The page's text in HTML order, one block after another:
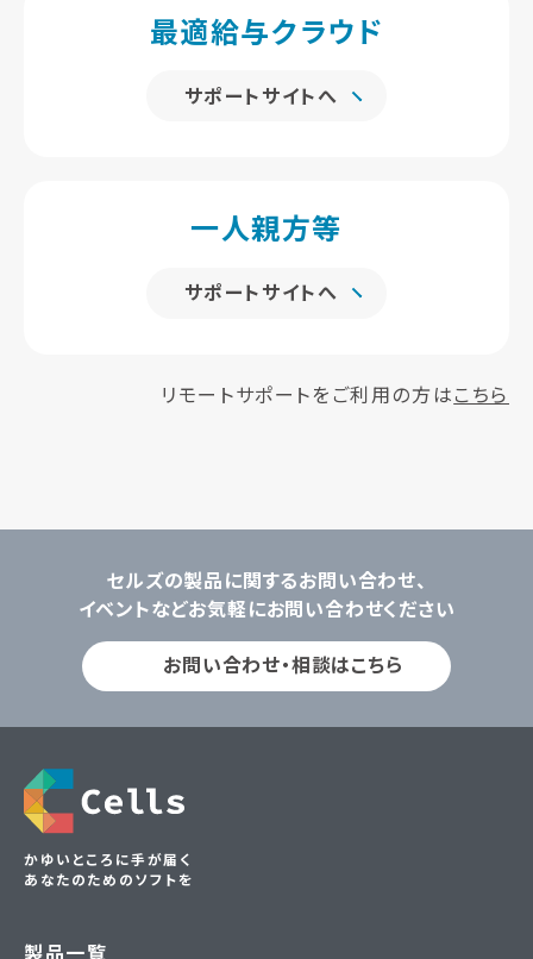
最適給与クラウド
サポートサイトへ
一人親方等
サポートサイトへ
リモートサポートをご利用の方はこちら
セルズの製品に関するお問い合わせ、
イベントなどお気軽にお問い合わせください
お問い合わせ・相談はこちら
かゆいところに手が届く
あなたのためのソフトを
製品一覧